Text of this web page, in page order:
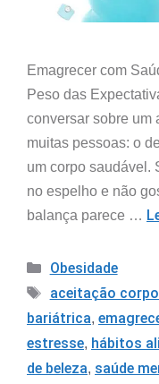
Emagrecer com
Peso das
conversar sobre um
muitas pessoas: o
um corpo saudável.
no espelho e não
balança parece …
Obesidade
aceitação
bariátrica,
estresse, hábitos
de beleza, saúde